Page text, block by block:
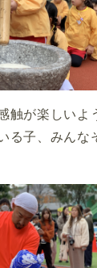
触が楽しいよ
る子、みんな